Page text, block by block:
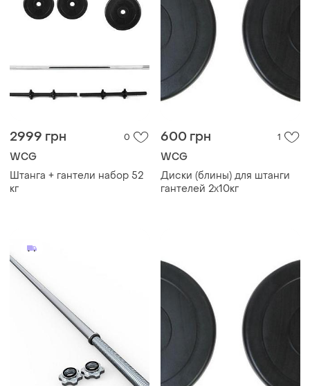
2999 грн 0
WCG
Штанга + гантели набор 52
кг
600 грн 1
WCG
Диски (блины) для штанги
гантелей 2х10кг